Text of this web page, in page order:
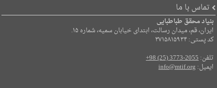
تماس با ما
بنیاد محقق طباطبایی
ایران، قم، میدان رسالت، ابتدای خیابان سمیه، شماره ۱۵.
کد پستی: ۳۷۱۵۸۱۵۹۳۴
تلفن:+98 (25) 3773-2055
ایمیل:info@mtif.org